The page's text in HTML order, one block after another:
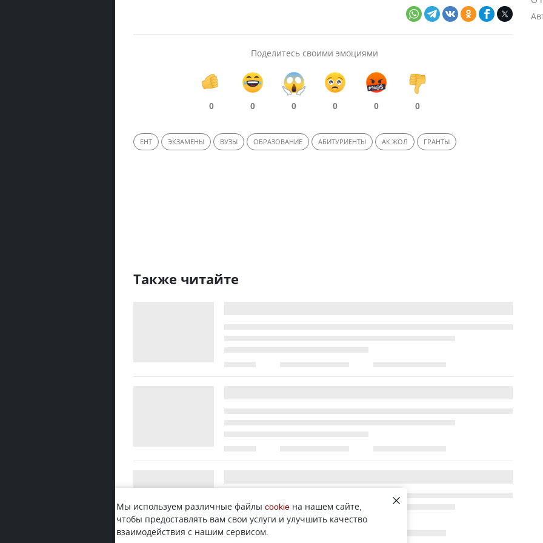
Поделитесь своими эмоциями
0 0 0 0 0 0
ЕНТ ЭКЗАМЕНЫ ВУЗЫ ОБРАЗОВАНИЕ АБИТУРИЕНТЫ АК ЖОЛ ГРАНТЫ
Также читайте
Мы используем различные файлы cookie на нашем сайте,
чтобы предоставлять вам свои услуги и улучшить качество
взаимодействия с нашим сервисом.